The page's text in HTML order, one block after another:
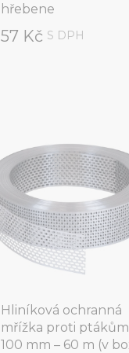
hřebene
57 Kč S DPH
Hliníková ochranná
mřížka proti ptákům
100 mm – 60 m (v